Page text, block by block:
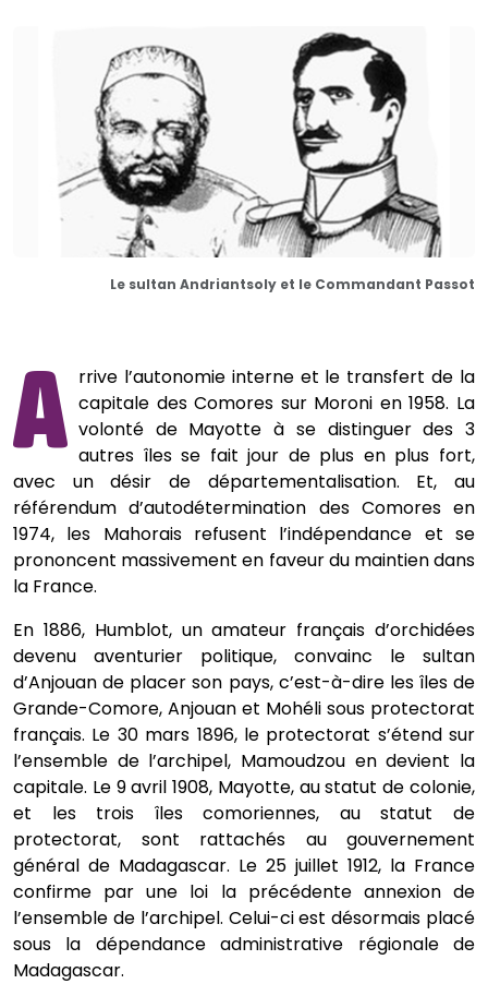
Le sultan Andriantsoly et le Commandant Passot
A rrive l’autonomie interne et le transfert de la
capitale des Comores sur Moroni en 1958. La
volonté de Mayotte à se distinguer des 3
autres îles se fait jour de plus en plus fort,
avec un désir de départementalisation. Et, au
référendum d’autodétermination des Comores en
1974, les Mahorais refusent l’indépendance et se
prononcent massivement en faveur du maintien dans
la France.
En 1886, Humblot, un amateur français d’orchidées
devenu aventurier politique, convainc le sultan
d’Anjouan de placer son pays, c’est-à-dire les îles de
Grande-Comore, Anjouan et Mohéli sous protectorat
français. Le 30 mars 1896, le protectorat s’étend sur
l’ensemble de l’archipel, Mamoudzou en devient la
capitale. Le 9 avril 1908, Mayotte, au statut de colonie,
et les trois îles comoriennes, au statut de
protectorat, sont rattachés au gouvernement
général de Madagascar. Le 25 juillet 1912, la France
confirme par une loi la précédente annexion de
l’ensemble de l’archipel. Celui-ci est désormais placé
sous la dépendance administrative régionale de
Madagascar.